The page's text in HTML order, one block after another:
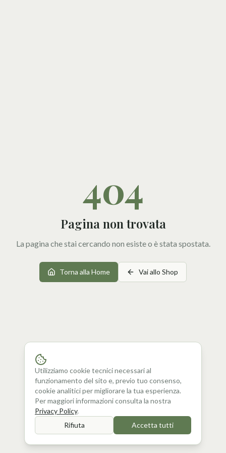
404
Pagina non trovata
La pagina che stai cercando non esiste o è stata spostata.
Torna alla Home Vai allo Shop
Utilizziamo cookie tecnici necessari al
funzionamento del sito e, previo tuo consenso,
cookie analitici per migliorare la tua esperienza.
Per maggiori informazioni consulta la nostra
Privacy Policy.
Rifiuta
Accetta tutti